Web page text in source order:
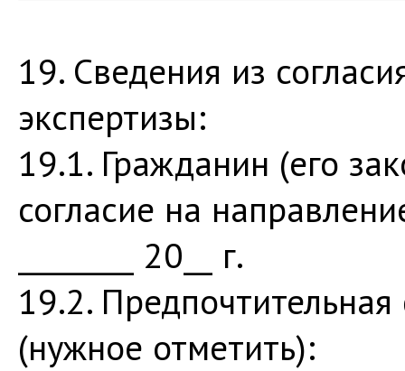
19. Сведения из
экспертизы:
19.1. Гражданин (его
согласие на
________ 20__ г.
19.2.
(нужное отметить):